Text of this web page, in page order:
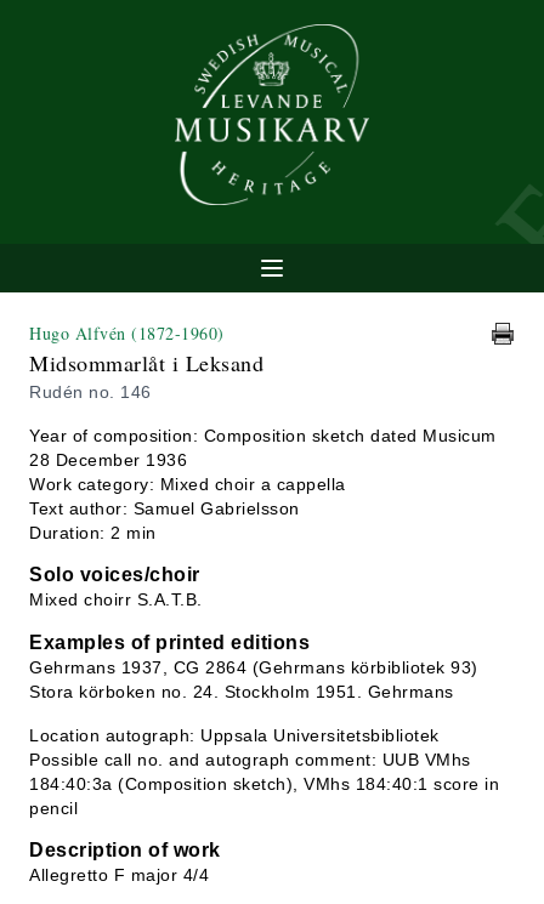
Hugo Alfvén (1872-1960)
Midsommarlåt i Leksand
Rudén no. 146
Year of composition: Composition sketch dated Musicum
28 December 1936
Work category: Mixed choir a cappella
Text author: Samuel Gabrielsson
Duration: 2 min
Solo voices/choir
Mixed choirr S.A.T.B.
Examples of printed editions
Gehrmans 1937, CG 2864 (Gehrmans körbibliotek 93)
Stora körboken no. 24. Stockholm 1951. Gehrmans
Location autograph: Uppsala Universitetsbibliotek
Possible call no. and autograph comment: UUB VMhs
184:40:3a (Composition sketch), VMhs 184:40:1 score in
pencil
Description of work
Allegretto F major 4/4